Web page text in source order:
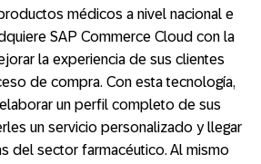
médicos a nivel nacional e
SAP Commerce Cloud con la
la experiencia de sus clientes
de compra. Con esta tecnología,
un perfil completo de sus
un servicio personalizado y llegar
del sector farmacéutico. Al mismo